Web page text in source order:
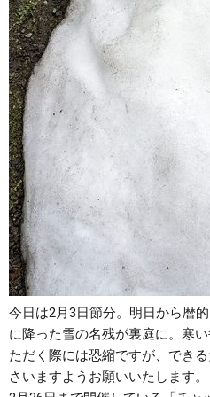
今日は2月3日節分。明日から暦
に降った雪の名残が裏庭に。寒
ただく際には恐縮ですが、でき
さいますようお願いいたします。